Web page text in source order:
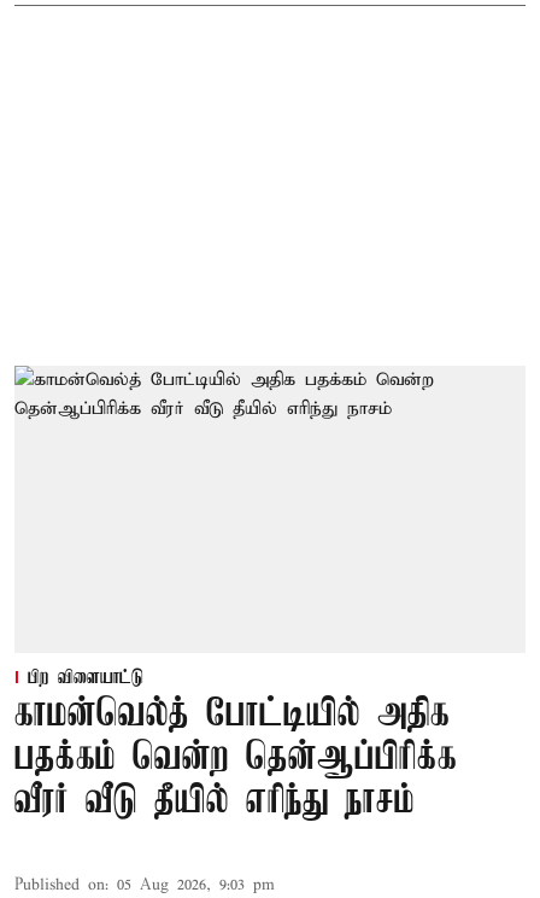
பிற விளையாட்டு
காமன்வெல்த் போட்டியில் அதிக
பதக்கம் வென்ற தென்ஆப்பிரிக்க
வீரர் வீடு தீயில் எரிந்து நாசம்
Published on: 05 Aug 2026, 9:03 pm